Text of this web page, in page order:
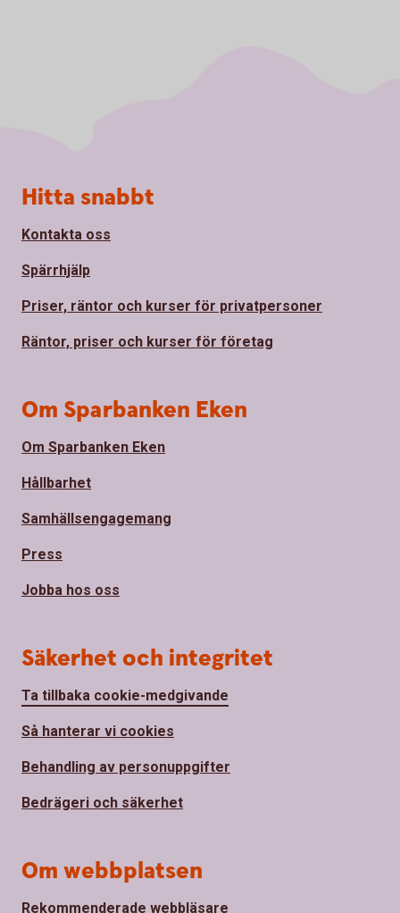
Sidfot
Hitta snabbt
Kontakta oss
Spärrhjälp
Priser, räntor och kurser för privatpersoner
Räntor, priser och kurser för företag
Om Sparbanken Eken
Om Sparbanken Eken
Hållbarhet
Samhällsengagemang
Press
Jobba hos oss
Säkerhet och integritet
Ta tillbaka cookie-medgivande
Så hanterar vi cookies
Behandling av personuppgifter
Bedrägeri och säkerhet
Om webbplatsen
Rekommenderade webbläsare